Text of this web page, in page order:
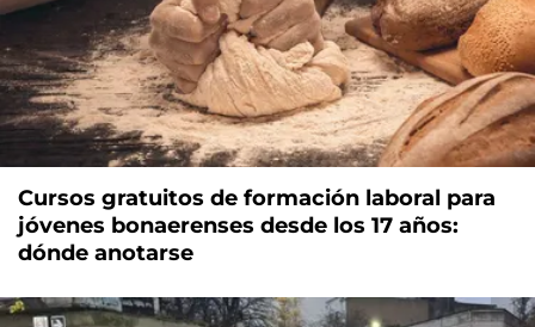
Cursos gratuitos de formación laboral para
jóvenes bonaerenses desde los 17 años:
dónde anotarse